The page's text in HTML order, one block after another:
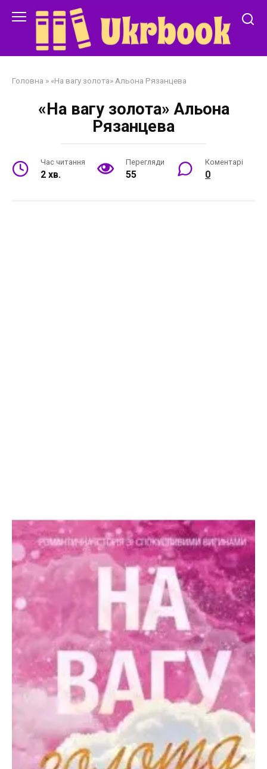
Головна » «На вагу золота» Альона Рязанцева
«На вагу золота» Альона
Рязанцева
Час читання
2 хв.
Перегляди
55
Коментарі
0